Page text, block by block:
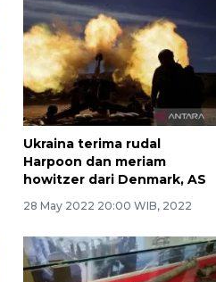
Ukraina terima rudal
Harpoon dan meriam
howitzer dari Denmark, AS
28 May 2022 20:00 WIB, 2022